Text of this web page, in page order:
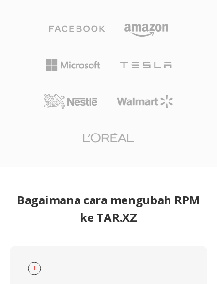
Bagaimana cara mengubah RPM
ke TAR.XZ
1